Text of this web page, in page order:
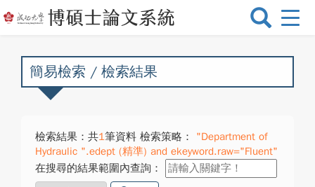
選
換
簡易檢索 / 檢索結果
檢索結果：共1筆資料 檢索策略：
"Department of
Hydraulic ".edept (精準) and ekeyword.raw="Fluent"
在搜尋的結果範圍內查詢：